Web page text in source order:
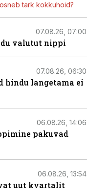
tark kokkuhoid?
07.08.26, 07:00
valutut nippi
07.08.26, 06:30
hindu langetama ei
06.08.26, 14:06
pakuvad
06.08.26, 13:54
uut kvartalit